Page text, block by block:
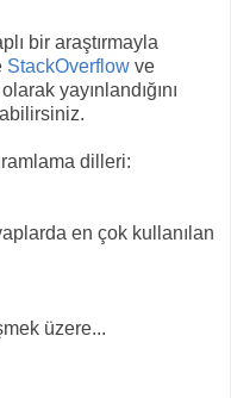
bir araştırmayla
StackOverflow ve
yayınlandığını
dilleri:
en çok kullanılan
üzere...